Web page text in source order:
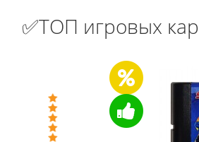
✅ТОП игровых